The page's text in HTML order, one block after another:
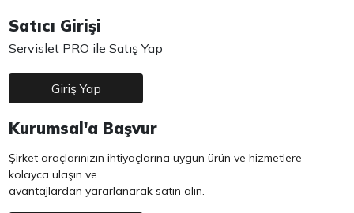
Satıcı Girişi
Servislet PRO ile Satış Yap
Giriş Yap
Kurumsal'a Başvur
Şirket araçlarınızın ihtiyaçlarına uygun ürün ve hizmetlere
kolayca ulaşın ve
avantajlardan yararlanarak satın alın.